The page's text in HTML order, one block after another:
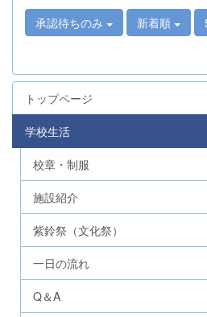
承認待ちのみ 新着順
トップページ
学校生活
校章・制服
施設紹介
紫鈴祭（文化祭）
一日の流れ
Q＆A